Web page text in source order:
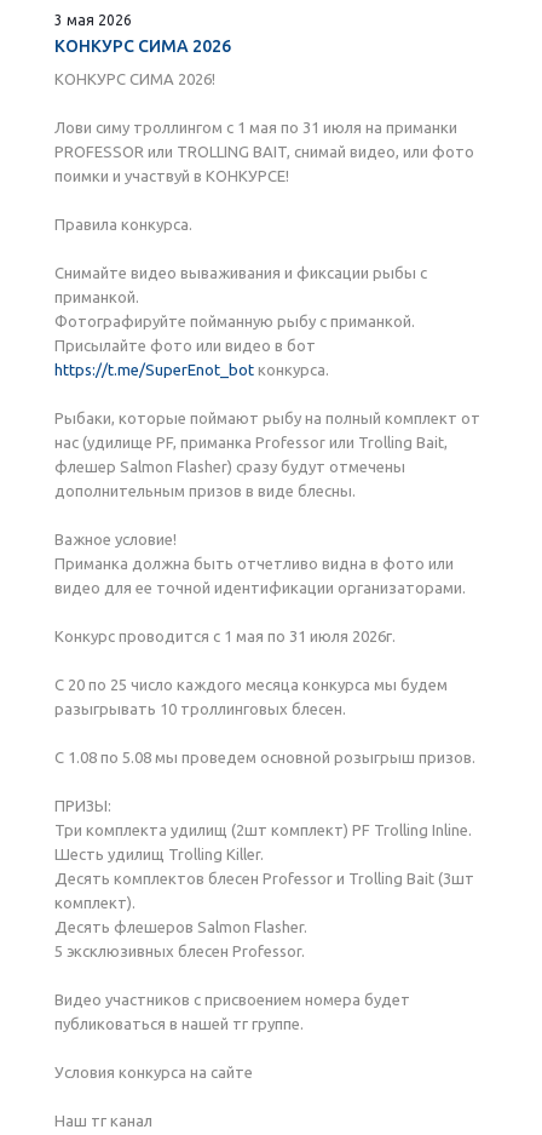
3 мая 2026
КОНКУРС СИМА 2026
КОНКУРС СИМА 2026!
Лови симу троллингом с 1 мая по 31 июля на приманки
PROFESSOR или TROLLING BAIT, снимай видео, или фото
поимки и участвуй в КОНКУРСЕ!
Правила конкурса.
Снимайте видео вываживания и фиксации рыбы с
приманкой.
Фотографируйте пойманную рыбу с приманкой.
Присылайте фото или видео в бот
https://t.me/SuperEnot_bot конкурса.
Рыбаки, которые поймают рыбу на полный комплект от
нас (удилище PF, приманка Professor или Trolling Bait,
флешер Salmon Flasher) сразу будут отмечены
дополнительным призов в виде блесны.
Важное условие!
Приманка должна быть отчетливо видна в фото или
видео для ее точной идентификации организаторами.
Конкурс проводится с 1 мая по 31 июля 2026г.
С 20 по 25 число каждого месяца конкурса мы будем
разыгрывать 10 троллинговых блесен.
С 1.08 по 5.08 мы проведем основной розыгрыш призов.
ПРИЗЫ:
Три комплекта удилищ (2шт комплект) PF Trolling Inline.
Шесть удилищ Trolling Killer.
Десять комплектов блесен Professor и Trolling Bait (3шт
комплект).
Десять флешеров Salmon Flasher.
5 эксклюзивных блесен Professor.
Видео участников с присвоением номера будет
публиковаться в нашей тг группе.
Условия конкурса на сайте
Наш тг канал